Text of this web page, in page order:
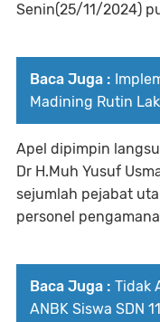
Senin(25/11/2024)
Baca Juga :
Madining Rutin
Apel dipimpin
Dr H.Muh Yusuf
sejumlah pejabat
personel
Baca Juga : Tidak
ANBK Siswa SDN